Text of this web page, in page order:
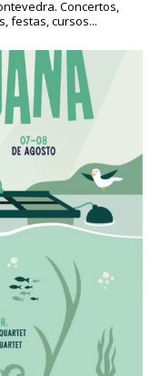
Concertos,
festas, cursos...